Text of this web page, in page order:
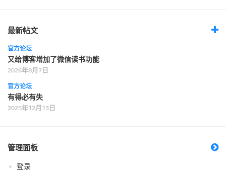
最新帖文
官方论坛
又给博客增加了微信读书功能
2026年8月7日
官方论坛
有得必有失
2025年12月13日
管理面板
登录